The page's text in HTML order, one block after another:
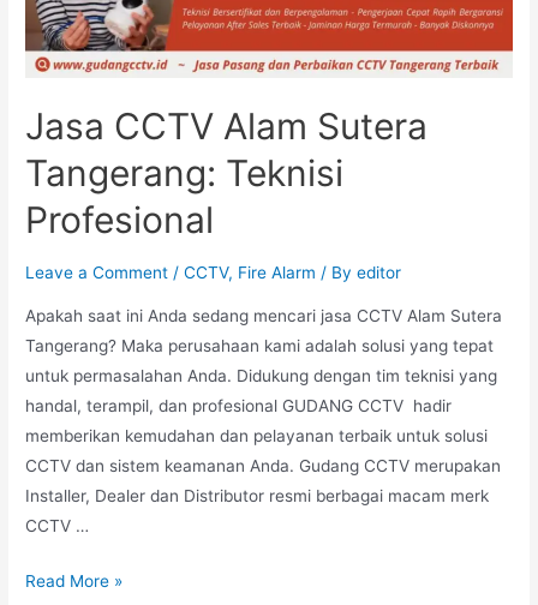
Jasa CCTV Alam Sutera
Tangerang: Teknisi
Profesional
Leave a Comment /CCTV, Fire Alarm / Byeditor
Apakah saat ini Anda sedang mencari jasa CCTV Alam Sutera
Tangerang? Maka perusahaan kami adalah solusi yang tepat
untuk permasalahan Anda. Didukung dengan tim teknisi yang
handal, terampil, dan profesional GUDANG CCTV hadir
memberikan kemudahan dan pelayanan terbaik untuk solusi
CCTV dan sistem keamanan Anda. Gudang CCTV merupakan
Installer, Dealer dan Distributor resmi berbagai macam merk
CCTV …
Read More »